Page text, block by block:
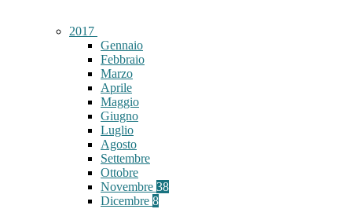
2017
Gennaio
Febbraio
Marzo
Aprile
Maggio
Giugno
Luglio
Agosto
Settembre
Ottobre
Novembre 38
Dicembre 8